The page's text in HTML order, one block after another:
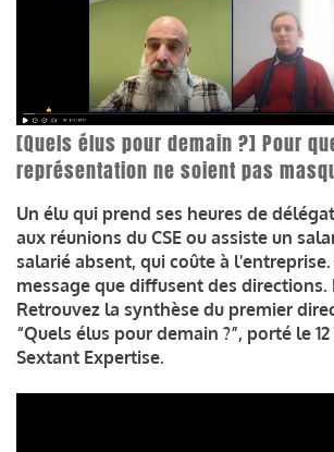
[Quels élus pour demain ?] Pour
représentation ne soient pas
Un élu qui prend ses heures de
aux réunions du CSE ou assiste un
salarié absent, qui coûte à l'entreprise.
message que diffusent des directions.
Retrouvez la synthèse du premier
“Quels élus pour demain ?”, porté le
Sextant Expertise.